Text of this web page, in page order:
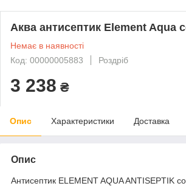
Аква антисептик Element Aqua
Немає в наявності
Код: 00000005883
Роздріб
3 238 ₴
Опис Характеристики Доставка
Опис
Антисептик ELEMENT AQUA ANTISEPTIK